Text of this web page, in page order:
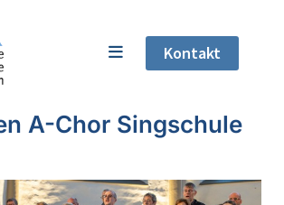
Kontakt
A-Chor Singschule